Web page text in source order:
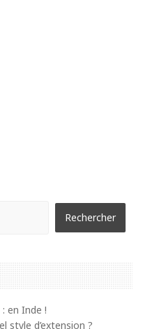
en Inde !
style d’extension ?